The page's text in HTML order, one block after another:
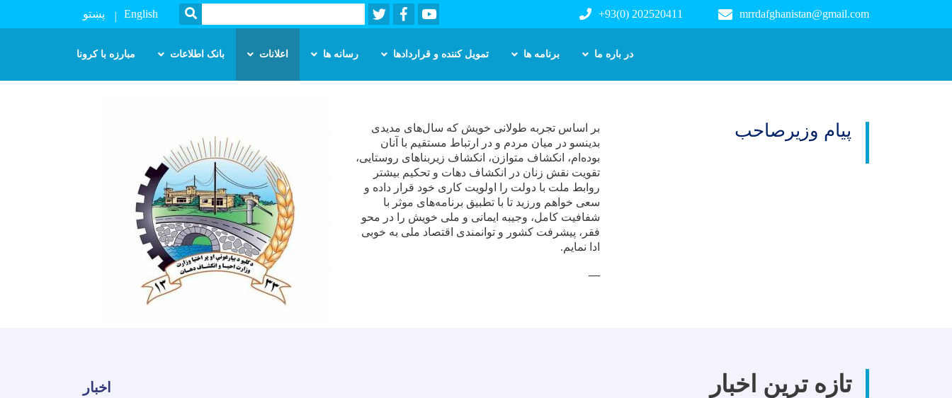
main
content
mrrdafghanistan@gmail.com
+93(0) 202520411
Youtube
Facebook
Twitter
Search
SEARCH
English پښتو
در باره ما برنامه ها تمویل کننده و قراردادها رسانه ها اعلانات بانک اطلاعات مبارزه با کرونا
پیام وزیرصاحب
بر اساس تجربه‌ طولانی خویش که سال‌های مدیدی
بدینسو در میان مردم و در ارتباط مستقیم با آنان
بوده‌ام، انکشاف متوازن، انکشاف زیربناهای روستایی،
تقویت نقش زنان در انکشاف دهات و تحکیم بیشتر
روابط ملت با دولت را اولویت کاری خود قرار داده‌ و
سعی خواهم ورزید تا با تطبیق برنامه‌های موثر با
شفافیت کامل، وجیبه‌ ایمانی و ملی خویش را در محو
فقر، پیشرفت کشور و توانمندی اقتصاد ملی به خوبی
ادا نمایم.
تازه ترین اخبار اخبار